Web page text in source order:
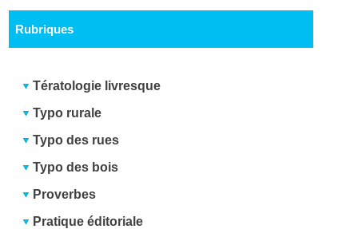
Rubriques
Tératologie livresque
Typo rurale
Typo des rues
Typo des bois
Proverbes
Pratique éditoriale